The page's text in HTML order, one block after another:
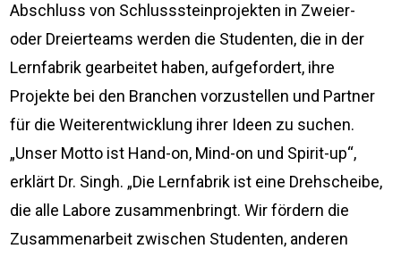
Abschluss von Schlusssteinprojekten in Zweier-
oder Dreierteams werden die Studenten, die in der
Lernfabrik gearbeitet haben, aufgefordert, ihre
Projekte bei den Branchen vorzustellen und Partner
für die Weiterentwicklung ihrer Ideen zu suchen.
„Unser Motto ist Hand-on, Mind-on und Spirit-up“,
erklärt Dr. Singh. „Die Lernfabrik ist eine Drehscheibe,
die alle Labore zusammenbringt. Wir fördern die
Zusammenarbeit zwischen Studenten, anderen